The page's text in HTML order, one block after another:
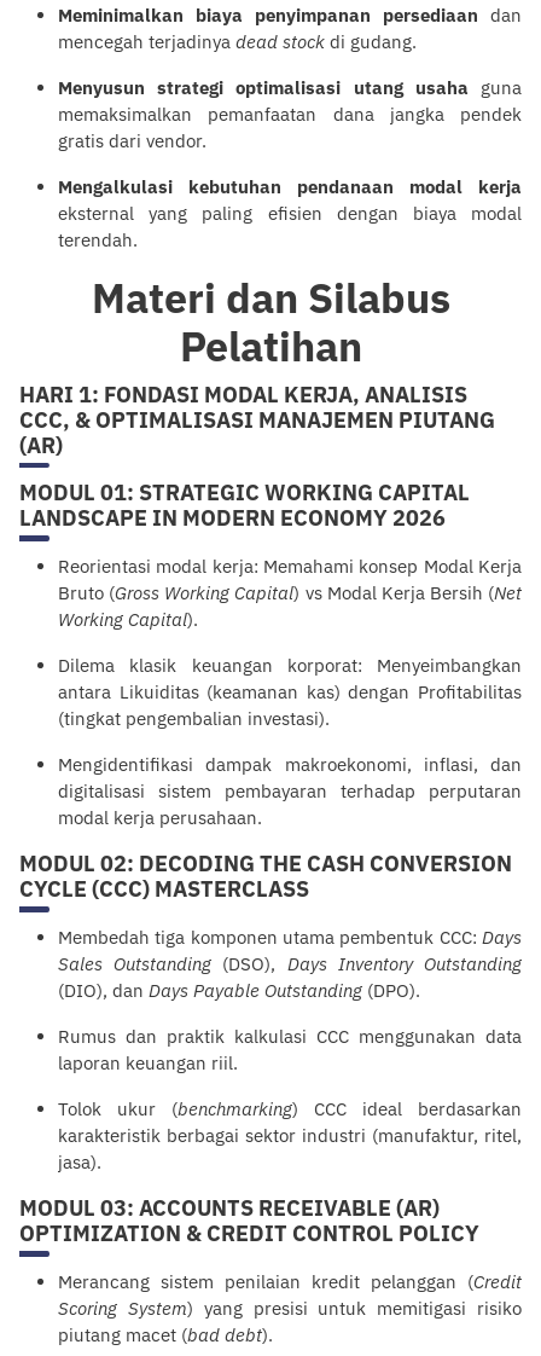
Meminimalkan biaya penyimpanan persediaan dan
mencegah terjadinya dead stock di gudang.
Menyusun strategi optimalisasi utang usaha guna
memaksimalkan pemanfaatan dana jangka pendek
gratis dari vendor.
Mengalkulasi kebutuhan pendanaan modal kerja
eksternal yang paling efisien dengan biaya modal
terendah.
Materi dan Silabus
Pelatihan
HARI 1: FONDASI MODAL KERJA, ANALISIS
CCC, & OPTIMALISASI MANAJEMEN PIUTANG
(AR)
MODUL 01: STRATEGIC WORKING CAPITAL
LANDSCAPE IN MODERN ECONOMY 2026
Reorientasi modal kerja: Memahami konsep Modal Kerja
Bruto (Gross Working Capital) vs Modal Kerja Bersih (Net
Working Capital).
Dilema klasik keuangan korporat: Menyeimbangkan
antara Likuiditas (keamanan kas) dengan Profitabilitas
(tingkat pengembalian investasi).
Mengidentifikasi dampak makroekonomi, inflasi, dan
digitalisasi sistem pembayaran terhadap perputaran
modal kerja perusahaan.
MODUL 02: DECODING THE CASH CONVERSION
CYCLE (CCC) MASTERCLASS
Membedah tiga komponen utama pembentuk CCC: Days
Sales Outstanding (DSO), Days Inventory Outstanding
(DIO), dan Days Payable Outstanding (DPO).
Rumus dan praktik kalkulasi CCC menggunakan data
laporan keuangan riil.
Tolok ukur (benchmarking) CCC ideal berdasarkan
karakteristik berbagai sektor industri (manufaktur, ritel,
jasa).
MODUL 03: ACCOUNTS RECEIVABLE (AR)
OPTIMIZATION & CREDIT CONTROL POLICY
Merancang sistem penilaian kredit pelanggan (Credit
Scoring System) yang presisi untuk memitigasi risiko
piutang macet (bad debt).